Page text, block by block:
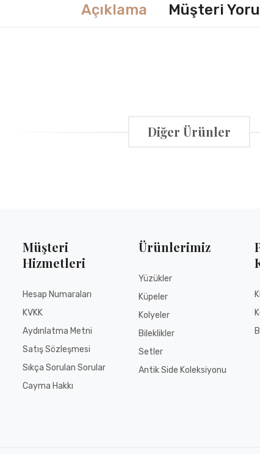
Açıklama Müşteri
telefon numaranız yayımlanmayacak. Bu bilgileri size
Diğer Ürünler
Müşteri
Hizmetleri
Hesap Numaraları
KVKK
Aydınlatma Metni
Satış Sözleşmesi
Sıkça Sorulan Sorular
Cayma Hakkı
Ürünlerimiz
Yüzükler
Küpeler
Kolyeler
Bileklikler
Setler
Antik Side Koleksiyonu